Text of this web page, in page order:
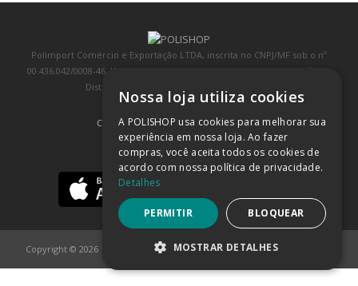
Polimport Comércio e Exportação LTDA, inscrita no CNPJ/MF sob o nº
00.436.042/0008-46, IE 407.458.707.103, com sede na Rua Kanebo, nº 175,
Distrito Industrial, Jundiaí/SP, CEP: 13213-090
COMPRA 100% SEGURA (SAIBA MAIS)
BAIXE NOSSO APP
Copyright © 2026
Nossa loja utiliza cookies
A POLISHOP usa cookies para melhorar sua
experiência em nossa loja. Ao fazer
compras, você aceita todos os cookies de
acordo com nossa política de privacidade.
Detalhes
PERMITIR BLOQUEAR
MOSTRAR DETALHES
ESTRITAMENTE NECESSÁRIOS